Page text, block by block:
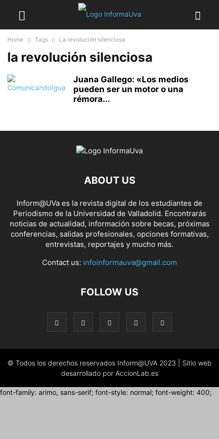
Home Tags La revolución silenciosa
la revolución silenciosa
Juana Gallego: «Los medios
pueden ser un motor o una
rémora...
ABOUT US
Inform@UVa es la revista digital de los estudiantes de
Periodismo de la Universidad de Valladolid. Encontrarás
noticias de actualidad, información sobre becas, próximas
conferencias, salidas profesionales, opciones formativas,
entrevistas, reportajes y mucho más.
Contact us: infoinformauva@gmail.com
FOLLOW US
© Todos los derechos reservados Inform@UVA 2023 | Sitio web
desarrollado por AccionLab.es
font-family: arimo, sans-serif; font-style: normal; font-weight: 400;